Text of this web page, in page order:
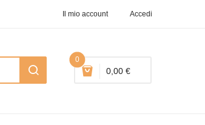
Il mio account Accedi
0
0,00 €